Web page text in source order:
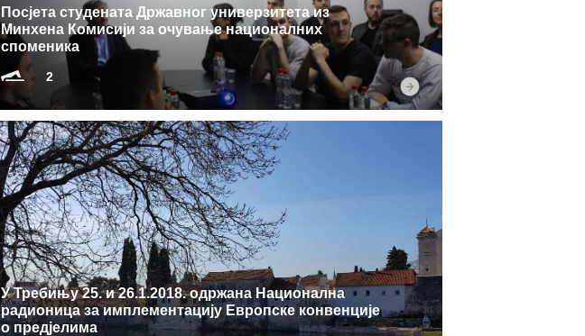
Посјета студената Државног универзитета из
Минхена Комисији за очување националних
споменика
2
У Требињу 25. и 26.1.2018. одржана Национална
радионица за имплементацију Европске конвенције
о предјелима